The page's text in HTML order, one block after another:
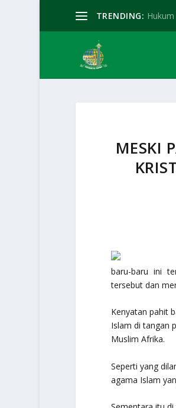
TRENDING:
MESKI
baru-baru ini
tersebut dan
Kenyatan pahit
Islam di tangan
Muslim Afrika.
Seperti yang
agama Islam